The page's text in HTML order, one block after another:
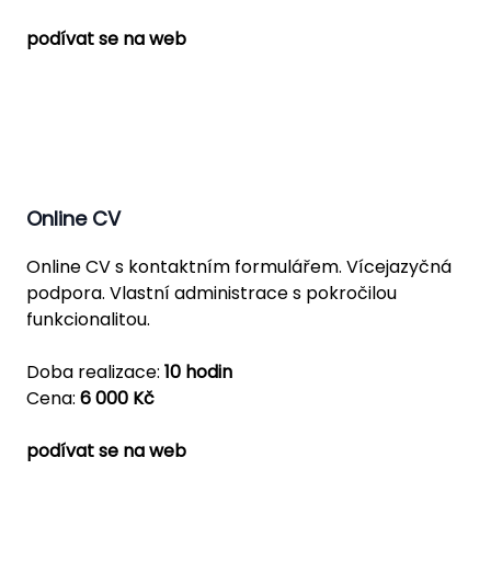
podívat se na web
Online CV
Online CV s kontaktním formulářem. Vícejazyčná
podpora. Vlastní administrace s pokročilou
funkcionalitou.
Doba realizace: 10 hodin
Cena: 6 000 Kč
podívat se na web